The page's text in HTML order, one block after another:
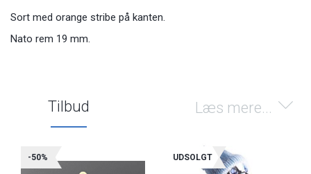
Sort med orange stribe på kanten.
Nato rem 19 mm.
Læs mere...
Tilbud
-50% UDSOLGT